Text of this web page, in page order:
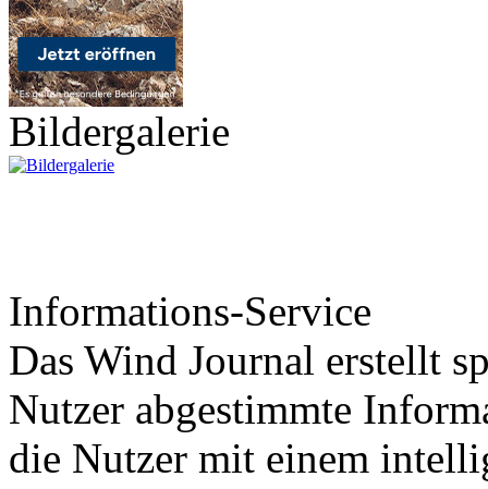
Bildergalerie
Informations-Service
Das Wind Journal erstellt
Nutzer abgestimmte
die Nutzer mit einem